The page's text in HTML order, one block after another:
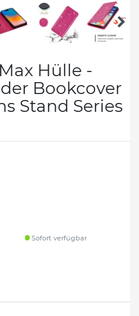
Hülle -
Bookcover
Stand Series
Sofort verfügbar